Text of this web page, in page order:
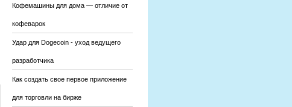
Кофемашины для дома — отличие от
кофеварок
Удар для Dogecoin - уход ведущего
разработчика
Как создать свое первое приложение
для торговли на бирже